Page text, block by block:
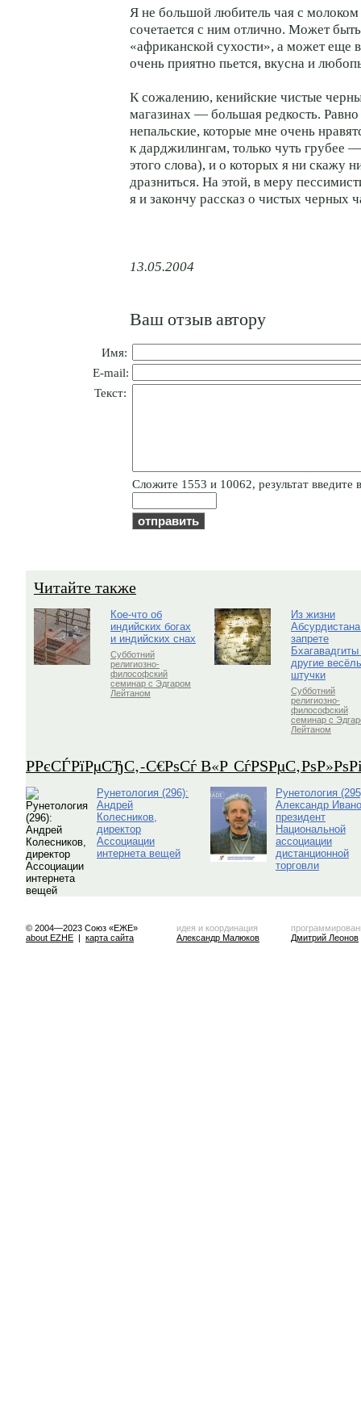
Я не большой любитель чая с
сочетается с ним отлично. Может
«африканской сухости», а может еще
очень приятно пьется, вкусна и
К сожалению, кенийские чистые
магазинах — большая редкость. Равно
непальские, которые мне очень
к дарджилингам, только чуть грубее
этого слова), и о которых я ни скажу
дразниться. На этой, в меру
я и закончу рассказ о чистых черных
13.05.2004
Ваш отзыв автору
Имя:
E-mail:
Текст:
Cлoжитe 1553 и 10062, результат введите
Читайте также
Кое-что об
индийских богах
и индийских снах
Субботний
религиозно-
философский
семинар с Эдгаром
Лейтаном
Из жизни
запрете
Бхагавадгиты
другие
штучки
Субботний
религиозно-
философский
семинар с
Лейтаном
Р­РєСЃРїРµСЂС‚-С€РѕСѓ В«Р
Рунетология (296):
Андрей
Колесников,
директор
Ассоциации
интернета вещей
Рунетология
Александр
президент
Национальной
ассоциации
дистанционной
торговли
© 2004—2023 Союз «ЕЖЕ»
about EZHE | карта сайта
идея и координация
Александр Малюков
Дмитрий Леонов